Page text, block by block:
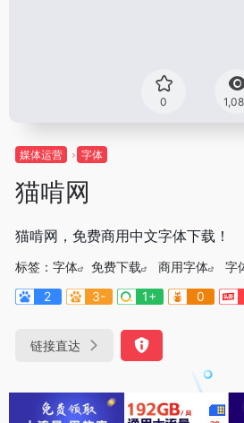
0
媒体运营 字体
猫啃网
猫啃网，免费商用中文字体下载！
标签： 字体 免费下载 商用字体 字
2
3- 1+ 0
链接直达